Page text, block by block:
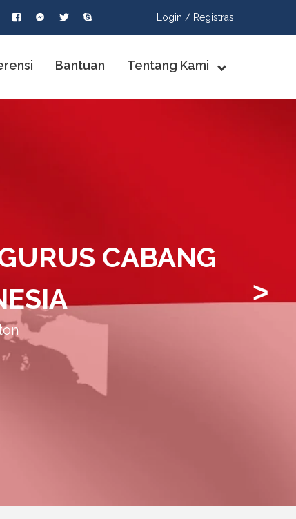
Login / Registrasi
Bantuan Tentang Kami
CABANG
>